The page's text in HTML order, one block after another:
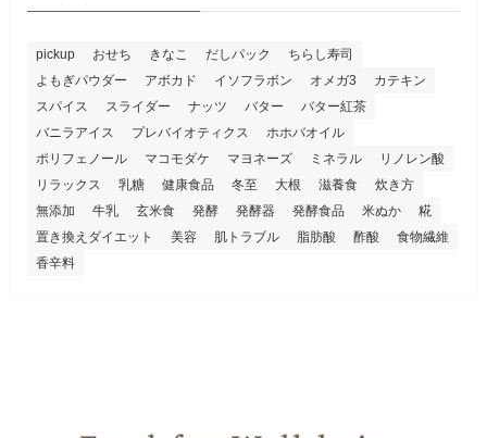
pickup おせち きなこ だしパック
ちらし寿司
よもぎパウダー
アボカド イソフラボン オメガ3
カテキン
スパイス
スライダー ナッツ バター
バター紅茶
バニラアイス
プレバイオティクス
ホホバオイル
ポリフェノール
マコモダケ マヨネーズ ミネラル
リノレン酸
リラックス
乳糖 健康食品 冬至 大根 滋養食
炊き方
無添加
牛乳 玄米食 発酵 発酵器 発酵食品 米ぬか
糀
置き換えダイエット
美容 肌トラブル 脂肪酸 酢酸
食物繊維
香辛料